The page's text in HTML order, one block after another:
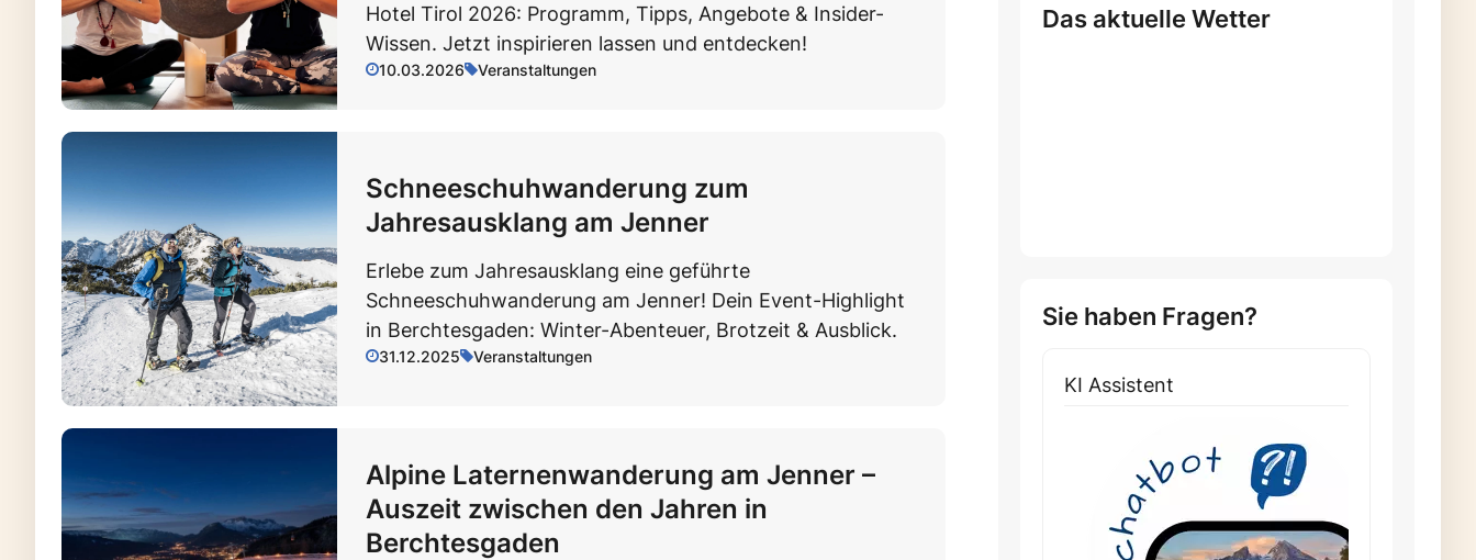
Hotel Tirol 2026: Programm, Tipps, Angebote & Insider-
Wissen. Jetzt inspirieren lassen und entdecken!
10.03.2026 Veranstaltungen
Schneeschuhwanderung zum
Jahresausklang am Jenner
Erlebe zum Jahresausklang eine geführte
Schneeschuhwanderung am Jenner! Dein Event-Highlight
in Berchtesgaden: Winter-Abenteuer, Brotzeit & Ausblick.
31.12.2025 Veranstaltungen
Alpine Laternenwanderung am Jenner –
Auszeit zwischen den Jahren in
Berchtesgaden
Das aktuelle Wetter
Sie haben Fragen?
KI Assistent